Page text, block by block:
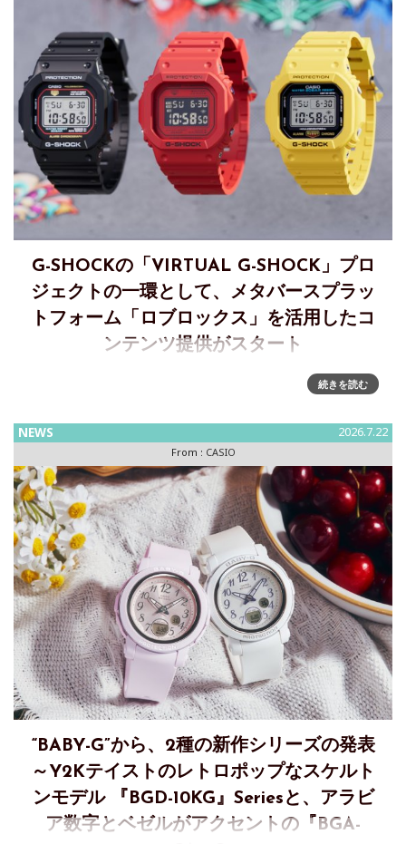
G-SHOCKの「VIRTUAL G-SHOCK」プロ
ジェクトの一環として、メタバースプラッ
トフォーム「ロブロックス」を活用したコ
ンテンツ提供がスタート
”G-SHOCK”が「Roblox」で若年層に向けた新たなブランド体
験を提供カシオ計算機は、耐衝撃ウオッチ“G-SHOCK”の
続きを読む
NEWS 2026.7.22
From : CASIO
“BABY-G”から、2種の新作シリーズの発表
～Y2Kテイストのレトロポップなスケルト
ンモデル 『BGD-10KG』Seriesと、アラビ
ア数字とベゼルがアクセントの『BGA-